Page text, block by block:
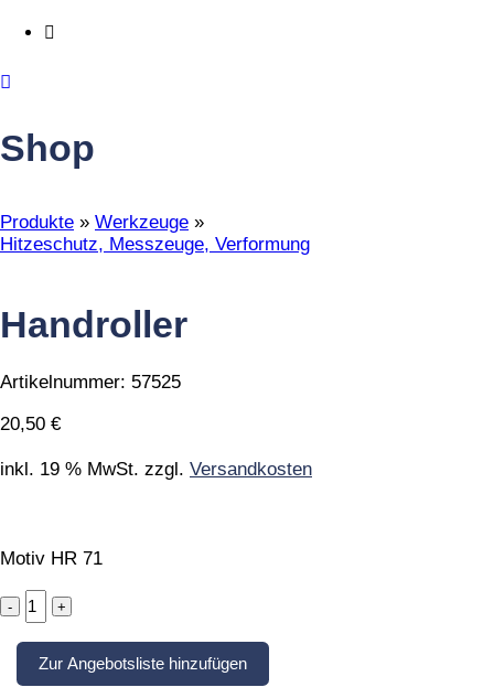
Shop
Produkte » Werkzeuge »
Hitzeschutz, Messzeuge, Verformung
Handroller
Artikelnummer: 57525
20,50 €
inkl. 19 % MwSt. zzgl. Versandkosten
Motiv HR 71
Handroller
quantity
Zur Angebotsliste hinzufügen